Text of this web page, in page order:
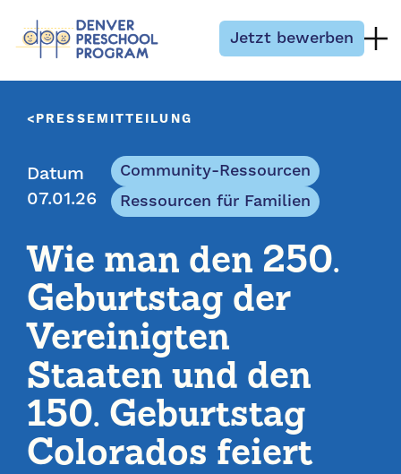
Jetzt bewerben
PRESSEMITTEILUNG
Datum
07.01.26
Community-Ressourcen
Ressourcen für Familien
Wie man den 250.
Geburtstag der
Vereinigten
Staaten und den
150. Geburtstag
Colorados feiert